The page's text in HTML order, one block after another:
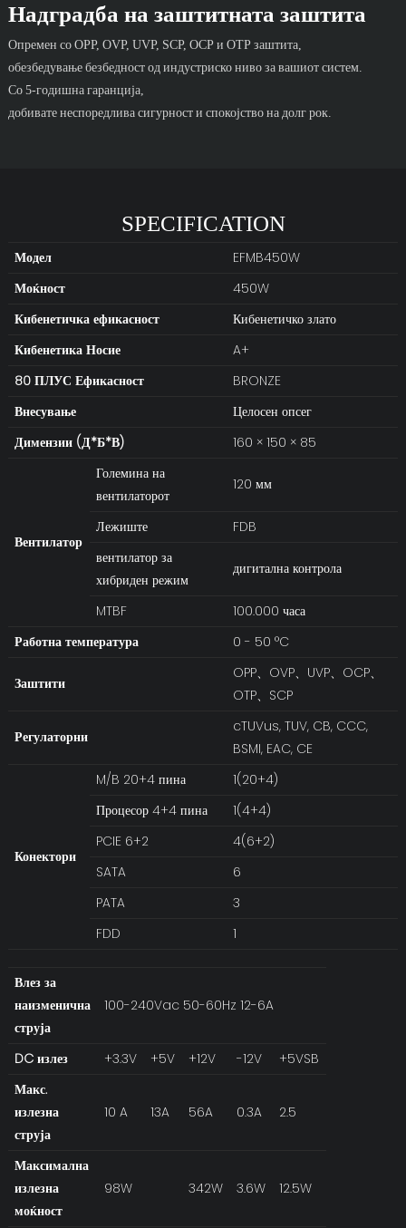
Надградба на заштитната заштита
Опремен со OPP, OVP, UVP, SCP, OCP и OTP заштита,
обезбедување безбедност од индустриско ниво за вашиот систем.
Со 5-годишна гаранција,
добивате неспоредлива сигурност и спокојство на долг рок.
SPECIFICATION
Модел
EFMB450W
Моќност
450W
Кибенетичка ефикасност
Кибенетичко злато
Кибенетика Носие
A+
80 ПЛУС Ефикасност
BRONZE
Внесување
Целосен опсег
Димензии (Д*Б*В)
160 × 150 × 85
Вентилатор
Големина на
вентилаторот
120 мм
Лежиште
FDB
вентилатор за
хибриден режим
дигитална контрола
MTBF
100.000 часа
Работна температура
0 - 50 °C
Заштити
OPP、OVP、UVP、OCP、
OTP、SCP
Регулаторни
cTUVus, TUV, CB, CCC,
BSMI, EAC, CE
Конектори
M/B 20+4 пина
1(20+4)
Процесор 4+4 пина
1(4+4)
PCIE 6+2
4(6+2)
SATA
6
PATA
3
FDD
1
Влез за
наизменична
струја
100-240Vac 50-60Hz 12-6A
DC излез +3.3V +5V +12V -12V
+5VSB
Макс.
излезна
струја
10 A 13A 56A 0.3A 2.5
Максимална
излезна
моќност
98W 342W 3.6W 12.5W